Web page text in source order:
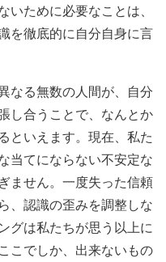
いために必要なことは、
を徹底的に自分自身に言
なる無数の人間が、自分
し合うことで、なんとか
といえます。現在、私た
当てにならない不安定な
ません。一度失った信頼
、認識の歪みを調整しな
グは私たちが思う以上に
こでしか、出来ないもの